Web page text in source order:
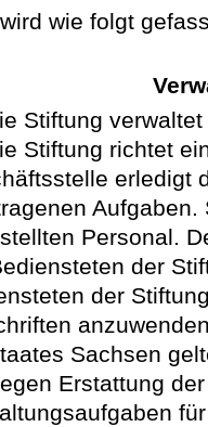
wie folgt
Stiftung
Stiftung richtet
erledigt
Personal.
der
der
Sachsen
Erstattung